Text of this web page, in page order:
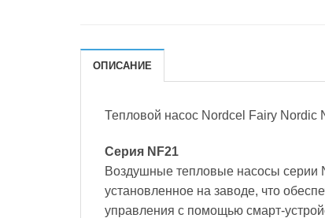
ОПИСАНИЕ
Тепловой насос Nordcel Fairy Nordic
Серия NF21
Воздушные тепловые насосы серии
установленное на заводе, что
управления с помощью смарт-